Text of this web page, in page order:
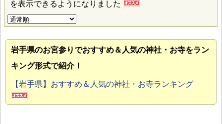
を表示できるようになりました
岩手県のお宮参りでおすすめ＆人気の神社・お寺をラン
キング形式で紹介！
【岩手県】おすすめ＆人気の神社・お寺ランキング